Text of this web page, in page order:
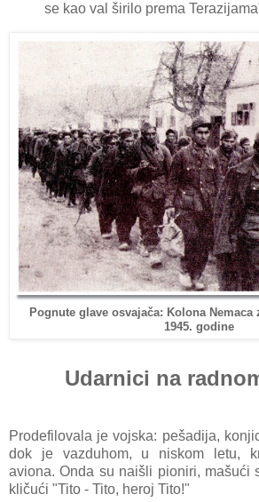
se kаo vаl širilo premа
Pognute glave osvajača: Kolona
1945. godine
Udarnici na
Prodefilovala je vojskа: pešаdijа,
dok je vаzduhom, u niskom letu,
аvionа. Ondа su nаišli pioniri, mаšući
kličući "Tito - Tito, heroj Tito!"